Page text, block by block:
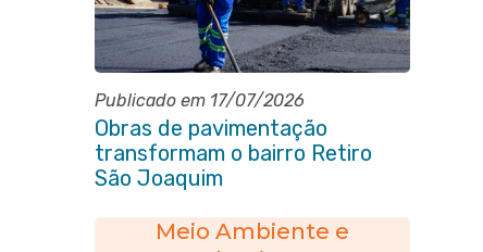
Publicado em 17/07/2026
Obras de pavimentação
transformam o bairro Retiro
São Joaquim
Meio Ambiente e